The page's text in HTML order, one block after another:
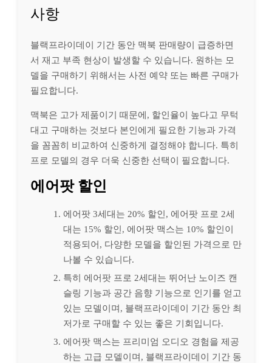
사항
블랙프라이데이 기간 동안 맥북 판매량이 급증하면
서 재고 부족 현상이 발생할 수 있습니다. 원하는 모
델을 구매하기 위해서는 사전 예약 또는 빠른 구매가
필요합니다.
맥북은 고가 제품이기 때문에, 할인율이 높다고 무턱
대고 구매하는 것보다 본인에게 필요한 기능과 가격
을 꼼꼼히 비교하여 신중하게 결정해야 합니다. 특히
프로 모델의 경우 더욱 신중한 선택이 필요합니다.
에어팟 할인
에어팟 3세대는 20% 할인, 에어팟 프로 2세
대는 15% 할인, 에어팟 맥스는 10% 할인이
적용되어, 다양한 모델을 할인된 가격으로 만
나볼 수 있습니다.
특히 에어팟 프로 2세대는 뛰어난 노이즈 캔
슬링 기능과 공간 음향 기능으로 인기를 얻고
있는 모델이며, 블랙프라이데이 기간 동안 최
저가로 구매할 수 있는 좋은 기회입니다.
에어팟 맥스는 프리미엄 오디오 경험을 제공
하는 고급 모델이며, 블랙프라이데이 기간 동